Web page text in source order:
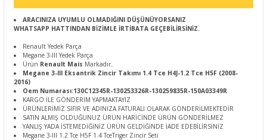
ARACINIZA UYUMLU OLMADIĞINI DÜŞÜNÜYORSANIZ
WHATSAPP HATTINDAN BİZİMLE İRTİBATA GEÇEBİLİRSİNİZ.
Renault Yedek Parça
Megane 3-III Yedek Parça
Ürün Renault Mais Markadır.
Megane 3-III Eksantrik Zincir Takımı 1.4 Tce H4J-1.2 Tce H5F (2008-
2016)
Oem Numarası:130C12345R-130253326R-130259835R-150A03349R
KARGO İLE GÖNDERİM YAPMAKTAYIZ
ÜRÜNLERİMİZ SIFIR VE ADINIZA FATURALI OLARAK GÖNDERİLMEKTEDİR
SATIN ALMIŞ OLDUĞUNUZ ÜRÜN HARİCİNDE ÜRÜN GÖNDERİLMEZ
YANLIŞ YADA İSTEMEDİĞİNİZ ÜRÜN GELDİĞİNDE İADE EDEBİLİRSİNİZ
Megane 3-III 1.2 Tce H5F 1.4 TceTriger Zincir Seti